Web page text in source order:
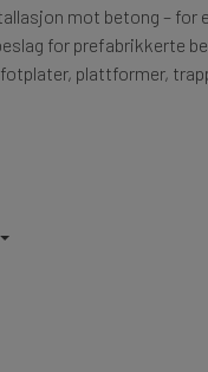
mot betong –
for prefabrikkerte
plattformer,